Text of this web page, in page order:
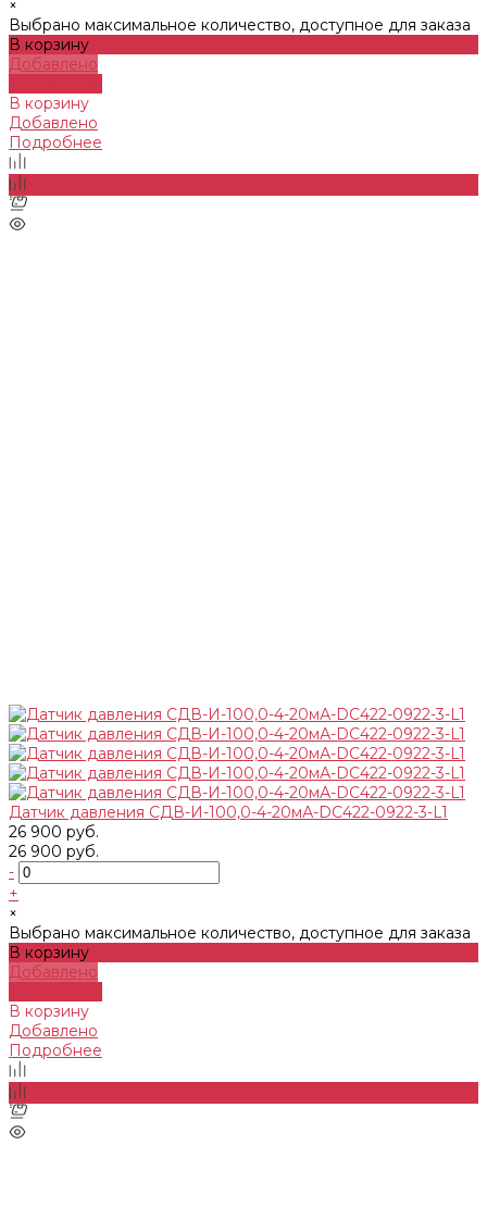
×
Выбрано максимальное количество, доступное для заказа
В корзину
Добавлено
В корзину
Добавлено
Подробнее
Датчик давления СДВ-И-100,0-4-20мА-DC422-0922-3-L1
26 900 руб.
26 900 руб.
-
+
×
Выбрано максимальное количество, доступное для заказа
В корзину
Добавлено
В корзину
Добавлено
Подробнее